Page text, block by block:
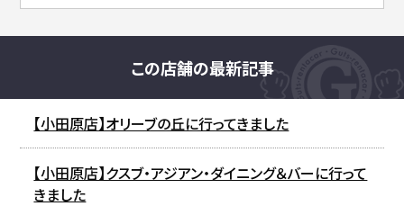
この店舗の最新記事
【小田原店】オリーブの丘に行ってきました
【小田原店】クスブ・アジアン・ダイニング＆バーに行って
きました